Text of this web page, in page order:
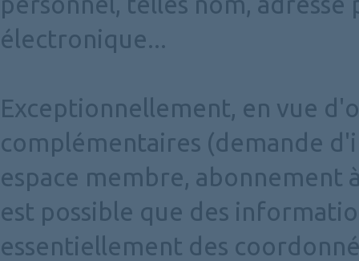
électronique...
Exceptionnellement, en vue
complémentaires (demande
espace membre,
est possible que des
essentiellement des